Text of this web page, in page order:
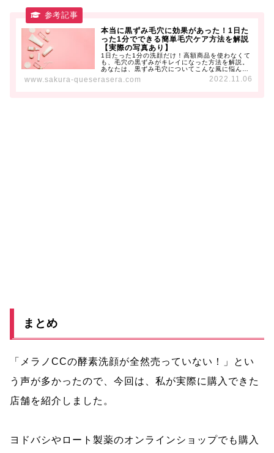
本当に黒ずみ毛穴に効果があった！1日た
った1分でできる簡単毛穴ケア方法を解説
【実際の写真あり】
1日たった1分の洗顔だけ！高額商品を使わなくて
も、毛穴の黒ずみがキレイになった方法を解説。
あなたは、黒ずみ毛穴についてこんな風に悩んで
www.sakura-queserasera.com 2022.11.06
まとめ
「メラノCCの酵素洗顔が全然売っていない！」とい
う声が多かったので、今回は、私が実際に購入できた
店舗を紹介しました。
ヨドバシやロート製薬のオンラインショップでも購入